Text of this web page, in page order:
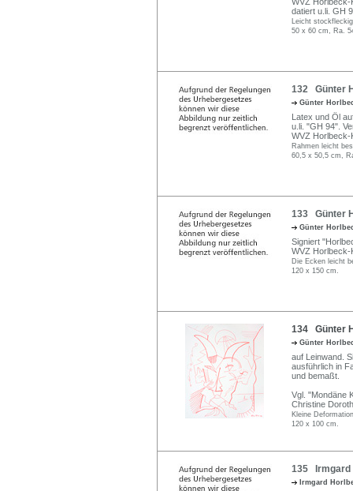
datiert u.li. GH
Leicht
50 x 60 cm, Ra.
132 Günter
Günter
Latex und Öl
u.li. "GH 94".
WVZ Horlbeck-
Rahmen leicht
60,5 x 50,5 cm,
133 Günter
Günter
Signiert
WVZ Horlbeck-
Die Ecken leicht
120 x 150 cm.
134 Günter
Günter
auf Leinwand.
ausführlich in
und bemaßt.
Vgl. "Mondäne
Christine
Kleine
120 x 100 cm.
135 Irmgard
Irmgard